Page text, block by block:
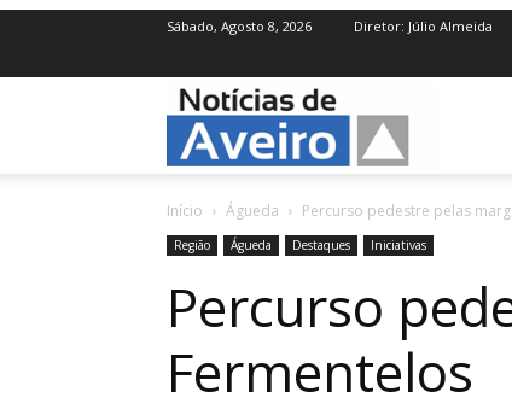
Sábado, Agosto 8, 2026 Diretor: Júlio Almeida
Início Águeda Percurso pedestre pelas
Região Águeda Destaques Iniciativas
Percurso
Fermentelos